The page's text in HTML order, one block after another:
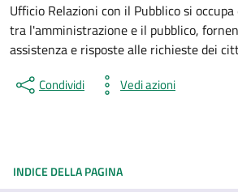
Ufficio Relazioni con il Pubblico si
tra l'amministrazione e il pubblico,
assistenza e risposte alle richieste dei
Condividi Vedi azioni
INDICE DELLA PAGINA